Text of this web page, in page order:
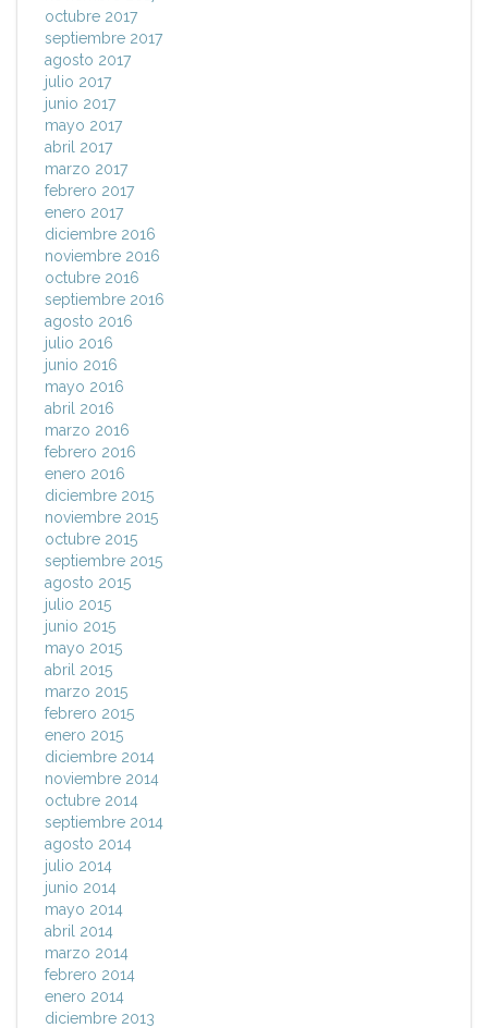
octubre 2017
septiembre 2017
agosto 2017
julio 2017
junio 2017
mayo 2017
abril 2017
marzo 2017
febrero 2017
enero 2017
diciembre 2016
noviembre 2016
octubre 2016
septiembre 2016
agosto 2016
julio 2016
junio 2016
mayo 2016
abril 2016
marzo 2016
febrero 2016
enero 2016
diciembre 2015
noviembre 2015
octubre 2015
septiembre 2015
agosto 2015
julio 2015
junio 2015
mayo 2015
abril 2015
marzo 2015
febrero 2015
enero 2015
diciembre 2014
noviembre 2014
octubre 2014
septiembre 2014
agosto 2014
julio 2014
junio 2014
mayo 2014
abril 2014
marzo 2014
febrero 2014
enero 2014
diciembre 2013